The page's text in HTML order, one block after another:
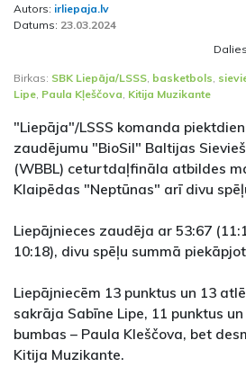
Autors: irliepaja.lv
Datums: 23.03.2024
Birkas: SBK Liepāja/LSSS basketbols
Lipe Paula Kļeščova Kitija Muzikante
"Liepāja"/LSSS komanda
zaudējumu "BioSil" Baltijas
(WBBL) ceturtdaļfināla atbildes
Klaipēdas "Neptūnas" arī divu
Liepājnieces zaudēja ar 53:67
10:18), divu spēļu summā
Liepājniecēm 13 punktus un 13
sakrāja Sabīne Lipe, 11 punktus
bumbas – Paula Kleščova, bet
Kitija Muzikante.